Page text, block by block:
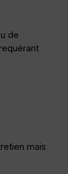
de
mais